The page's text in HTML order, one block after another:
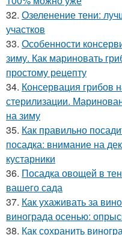
32. Озеленение тени:
участков
33. Особенности
зиму. Как мариновать
простому рецепту
34. Консервация грибов
стерилизации.
на зиму
35. Как правильно
посадка: внимание на
кустарники
36. Посадка овощей в
вашего сада
37. Как ухаживать за
винограда осенью:
38. Как сохранить